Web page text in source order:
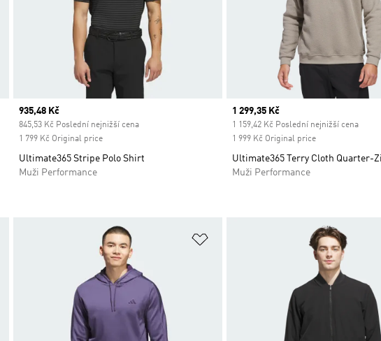
Current price
935,48 Kč
845,53 Kč Poslední nejnižší cena
1 799 Kč Original price
Ultimate365 Stripe Polo Shirt
Muži Performance
Current price
1 299,35 Kč
1 159,42 Kč Poslední nejnižší cena
1 999 Kč Original price
Ultimate365 Terry Cloth Quarter-
Muži Performance
Přidat do seznamu přání Přidat do seznamu přání